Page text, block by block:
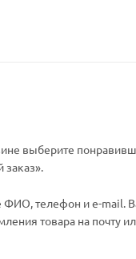
выберите
телефон и e-mail.
товара на почту